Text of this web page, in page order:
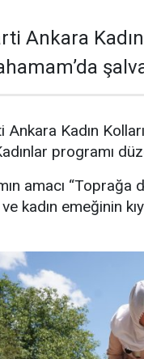
Ankara
Ankara Kadın
programı
amacı
kadın emeğinin